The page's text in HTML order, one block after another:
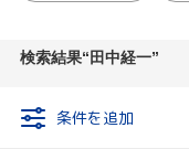
検索結果 田中経一
条件を追加